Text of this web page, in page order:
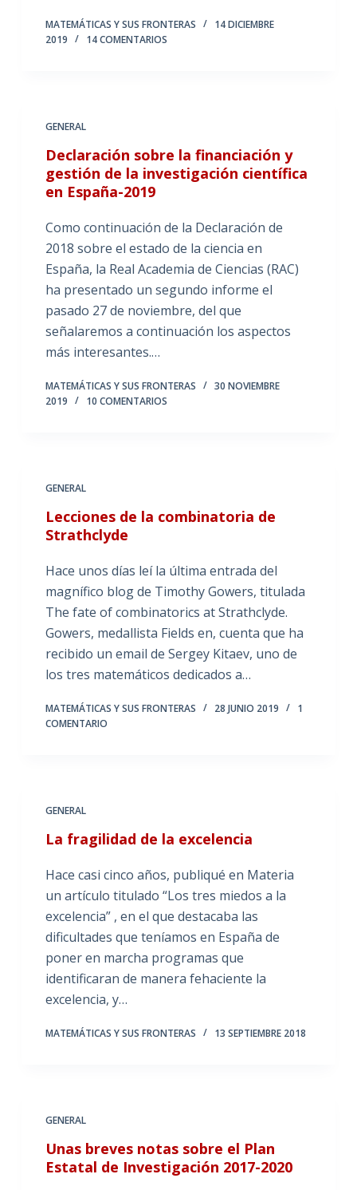
MATEMÁTICAS Y SUS FRONTERAS
14 DICIEMBRE
2019
14 COMENTARIOS
GENERAL
Declaración sobre la financiación y
gestión de la investigación científica
en España-2019
Como continuación de la Declaración de
2018 sobre el estado de la ciencia en
España, la Real Academia de Ciencias (RAC)
ha presentado un segundo informe el
pasado 27 de noviembre, del que
señalaremos a continuación los aspectos
más interesantes.…
MATEMÁTICAS Y SUS FRONTERAS
30 NOVIEMBRE
2019
10 COMENTARIOS
GENERAL
Lecciones de la combinatoria de
Strathclyde
Hace unos días leí la última entrada del
magnífico blog de Timothy Gowers, titulada
The fate of combinatorics at Strathclyde.
Gowers, medallista Fields en, cuenta que ha
recibido un email de Sergey Kitaev, uno de
los tres matemáticos dedicados a…
MATEMÁTICAS Y SUS FRONTERAS 28 JUNIO 2019
1
COMENTARIO
GENERAL
La fragilidad de la excelencia
Hace casi cinco años, publiqué en Materia
un artículo titulado “Los tres miedos a la
excelencia” , en el que destacaba las
dificultades que teníamos en España de
poner en marcha programas que
identificaran de manera fehaciente la
excelencia, y…
MATEMÁTICAS Y SUS FRONTERAS 13 SEPTIEMBRE 2018
GENERAL
Unas breves notas sobre el Plan
Estatal de Investigación 2017-2020